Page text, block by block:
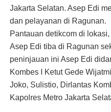
Jakarta Selatan. Asep Edi
dan pelayanan di Ragunan.
Pantauan detikcom di
Asep Edi tiba di Ragunan
peninjauan ini Asep Edi
Kombes I Ketut Gede
Joko, Sulistio, Dirlantas
Kapolres Metro Jakarta